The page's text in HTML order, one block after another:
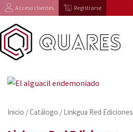
al
contenido
Acceso clientes Registrarse
Inicio /Catálogo / Linkgua Red Ediciones